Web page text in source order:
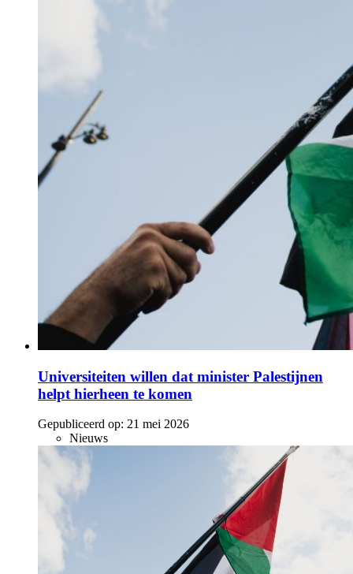
Universiteiten willen dat minister Palestijnen
helpt hierheen te komen
Gepubliceerd op: 21 mei 2026
Nieuws